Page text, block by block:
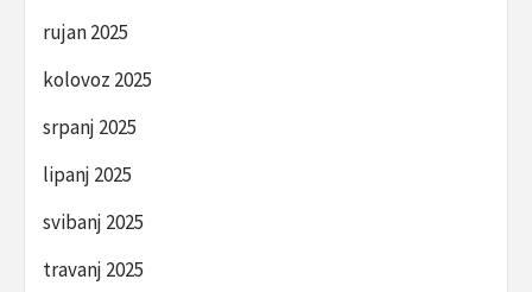
rujan 2025
kolovoz 2025
srpanj 2025
lipanj 2025
svibanj 2025
travanj 2025